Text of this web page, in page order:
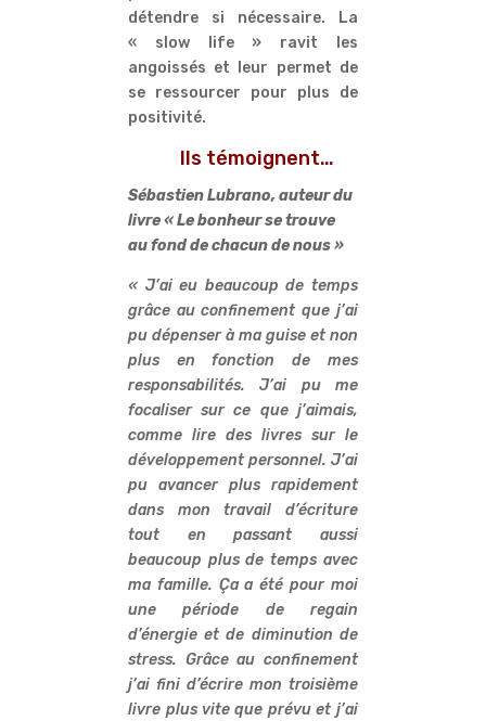
détendre si nécessaire. La
« slow life » ravit les
angoissés et leur permet de
se ressourcer pour plus de
positivité.
Ils témoignent…
Sébastien Lubrano, auteur du
livre « Le bonheur se trouve
au fond de chacun de nous »
« J’ai eu beaucoup de temps
grâce au confinement que j’ai
pu dépenser à ma guise et non
plus en fonction de mes
responsabilités. J’ai pu me
focaliser sur ce que j’aimais,
comme lire des livres sur le
développement personnel. J’ai
pu avancer plus rapidement
dans mon travail d’écriture
tout en passant aussi
beaucoup plus de temps avec
ma famille. Ça a été pour moi
une période de regain
d’énergie et de diminution de
stress. Grâce au confinement
j’ai fini d’écrire mon troisième
livre plus vite que prévu et j’ai